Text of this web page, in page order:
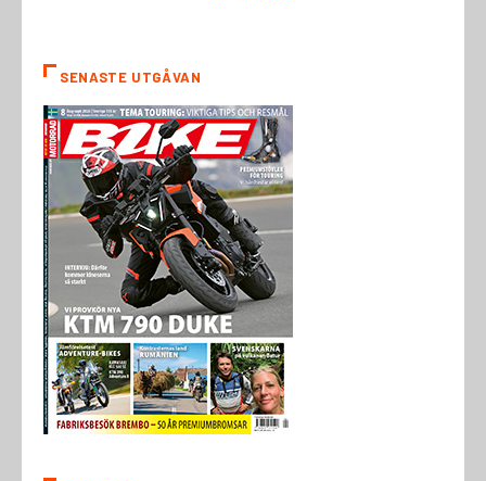
SENASTE UTGÅVAN